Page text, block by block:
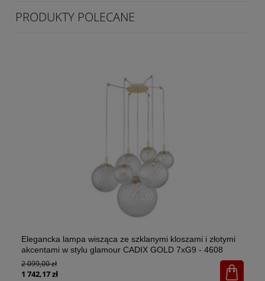
PRODUKTY POLECANE
Elegancka lampa wisząca ze szklanymi kloszami i złotymi
akcentami w stylu glamour CADIX GOLD 7xG9 - 4608
2 099,00 zł
1 742,17 zł